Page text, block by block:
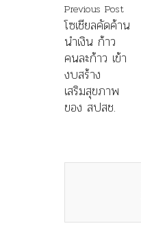
Previous Post
โซเชียลคัดค้าน
นำเงิน ก้าว
คนละก้าว เข้า
งบสร้าง
เสริมสุขภาพ
ของ สปสช.